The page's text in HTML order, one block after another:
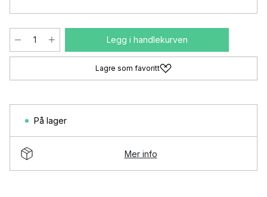
Legg i handlekurven
Lagre som favoritt
På lager
Mer info